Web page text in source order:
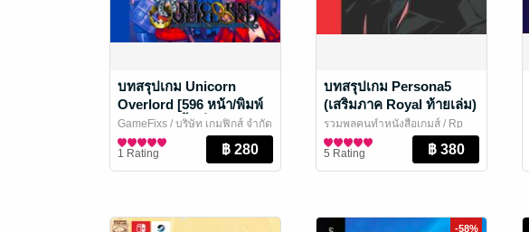
บทสรุปเกม Unicorn
Overlord [596 หน้า/พิมพ์
สี/บอกเล่าเนื้อเรื่องละเอียด/
เนื้อหาครบ]
GameFixs / บริษัท เกมฟิกส์ จำกัด
นิตยสารการ์ตูนและเกม
1 Rating
บทสรุปเกม Persona5
(เสริมภาค Royal ท้ายเล่ม)
รวมพลคนทำหนังสือเกมส์ / Rp
EBooks
นิตยสารการ์ตูนและเกม
5 Rating
-58%